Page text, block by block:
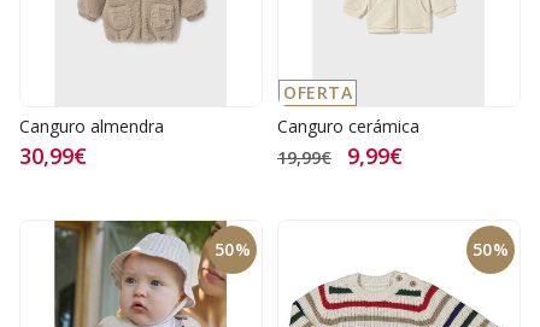
Canguro almendra
30,99€
OFERTA
Canguro cerámica
19,99€
9,99€
50% 50%